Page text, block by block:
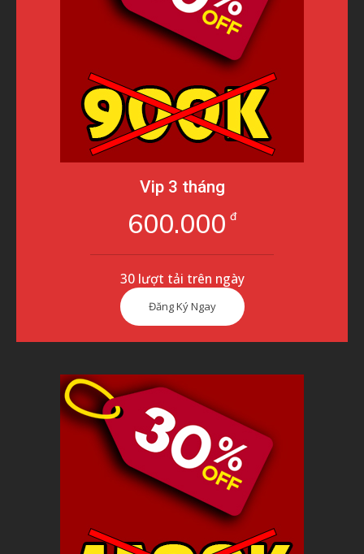
Vip 3 tháng
600.000 đ
30 lượt tải trên ngày
Đăng Ký Ngay